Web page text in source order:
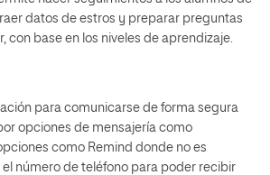
datos de estros y preparar preguntas
con base en los niveles de aprendizaje.
para comunicarse de forma segura
opciones de mensajería como
como Remind donde no es
número de teléfono para poder recibir